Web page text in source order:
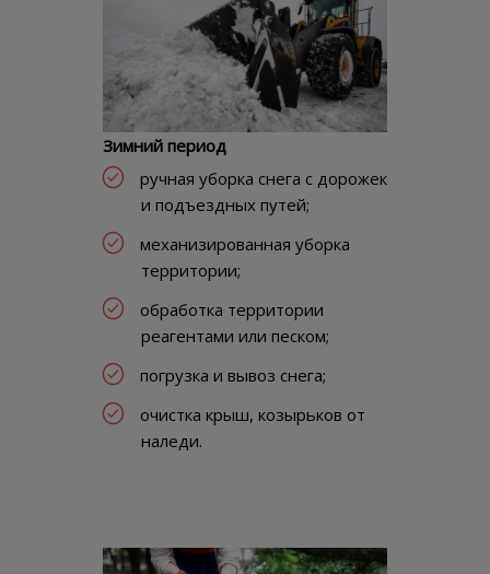
Зимний период
ручная уборка снега с дорожек
и подъездных путей;
механизированная уборка
территории;
обработка территории
реагентами или песком;
погрузка и вывоз снега;
очистка крыш, козырьков от
наледи.